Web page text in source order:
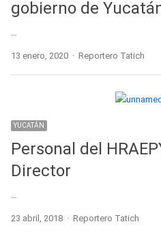
gobierno de
13 enero, 2020 Author
Reportero Tatich
YUCATÁN
Personal del
Director
23 abril, 2018 Author
Reportero Tatich